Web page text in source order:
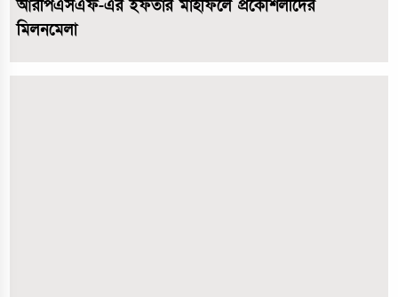
আরপিএসএফ-এর ইফতার মাহফিলে প্রকৌশলীদের
মিলনমেলা